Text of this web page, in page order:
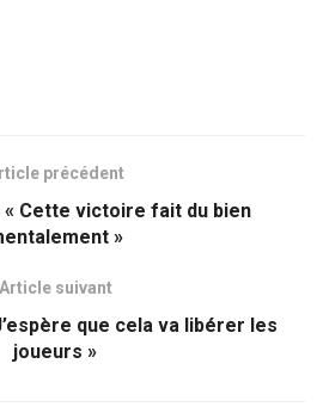
précédent
Cette victoire fait du bien
»
Article suivant
que cela va libérer les
joueurs »